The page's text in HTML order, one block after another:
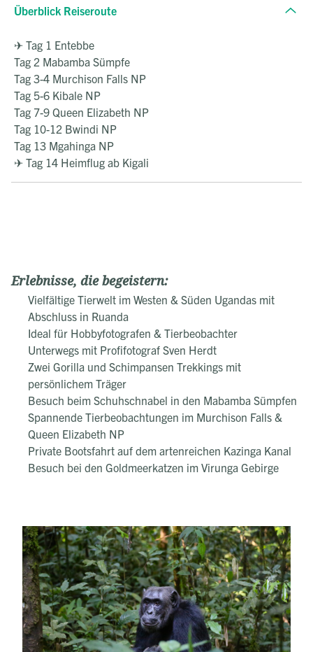
Überblick Reiseroute
✈ Tag 1 Entebbe
Tag 2 Mabamba Sümpfe
Tag 3-4 Murchison Falls NP
Tag 5-6 Kibale NP
Tag 7-9 Queen Elizabeth NP
Tag 10-12 Bwindi NP
Tag 13 Mgahinga NP
✈ Tag 14 Heimflug ab Kigali
Erlebnisse, die begeistern:
Vielfältige Tierwelt im Westen & Süden Ugandas mit
Abschluss in Ruanda
Ideal für Hobbyfotografen & Tierbeobachter
Unterwegs mit Profifotograf Sven Herdt
Zwei Gorilla und Schimpansen Trekkings mit
persönlichem Träger
Besuch beim Schuhschnabel in den Mabamba Sümpfen
Spannende Tierbeobachtungen im Murchison Falls &
Queen Elizabeth NP
Private Bootsfahrt auf dem artenreichen Kazinga Kanal
Besuch bei den Goldmeerkatzen im Virunga Gebirge